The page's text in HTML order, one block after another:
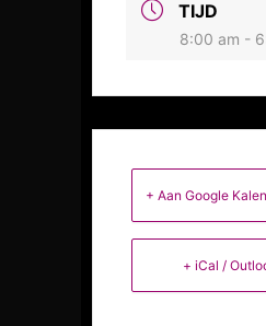
TIJD
8:00 am -
+ Aan Google
+ iCal /